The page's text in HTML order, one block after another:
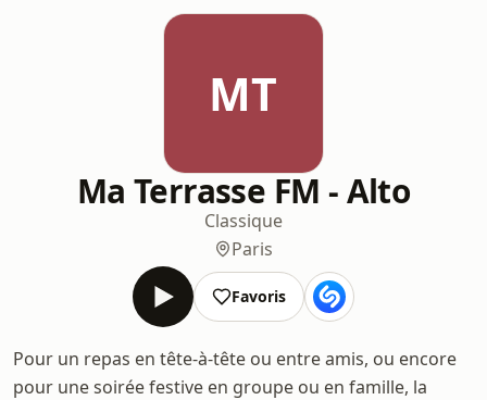
MT
Ma Terrasse FM - Alto
Classique
Paris
Favoris
Pour un repas en tête-à-tête ou entre amis, ou encore
pour une soirée festive en groupe ou en famille, la